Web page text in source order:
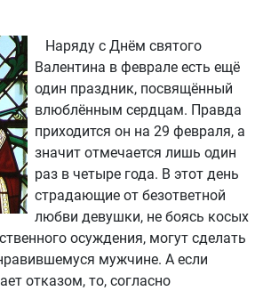
Наряду с Днём святого
Валентина в феврале есть ещё
один праздник, посвящённый
влюблённым сердцам. Правда
приходится он на 29 февраля, а
значит отмечается лишь один
раз в четыре года. В этот день
страдающие от безответной
любви девушки, не боясь косых
осуждения, могут сделать
мужчине. А если
отказом, то, согласно